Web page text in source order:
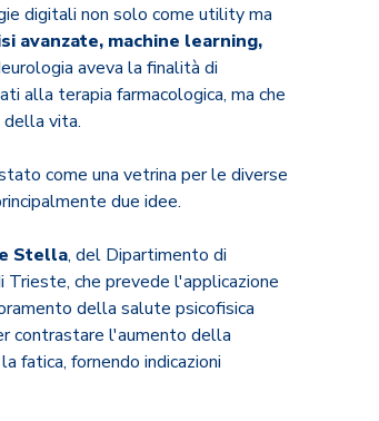
digitali non solo come utility ma
avanzate, machine learning,
aveva la finalità di
alla terapia farmacologica, ma che
della vita.
come una vetrina per le diverse
due idee.
Stella, del Dipartimento di
che prevede l'applicazione
della salute psicofisica
contrastare l'aumento della
fatica, fornendo indicazioni